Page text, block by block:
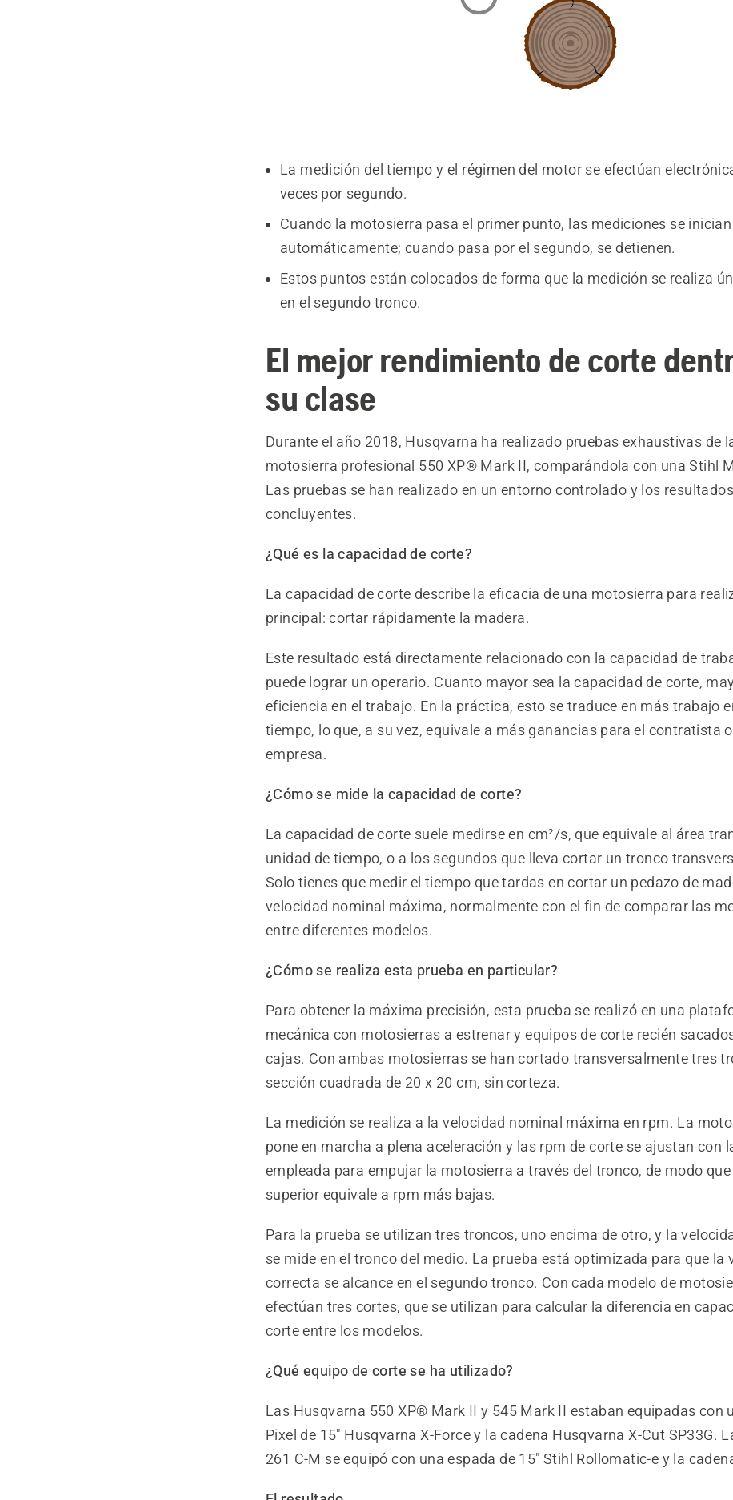
La medición del tiempo y el régimen del motor se efectúan
veces por segundo.
Cuando la motosierra pasa el primer punto, las mediciones se inician
automáticamente; cuando pasa por el segundo, se detienen.
Estos puntos están colocados de forma que la medición se realiza
en el segundo tronco.
El mejor rendimiento de corte
su clase
Durante el año 2018, Husqvarna ha realizado pruebas exhaustivas de
motosierra profesional 550 XP® Mark II, comparándola con una Stihl
Las pruebas se han realizado en un entorno controlado y los
concluyentes.
¿Qué es la capacidad de corte?
La capacidad de corte describe la eficacia de una motosierra para
principal: cortar rápidamente la madera.
Este resultado está directamente relacionado con la capacidad de
puede lograr un operario. Cuanto mayor sea la capacidad de corte,
eficiencia en el trabajo. En la práctica, esto se traduce en más trabajo
tiempo, lo que, a su vez, equivale a más ganancias para el contratista
empresa.
¿Cómo se mide la capacidad de corte?
La capacidad de corte suele medirse en cm²/s, que equivale al área
unidad de tiempo, o a los segundos que lleva cortar un tronco
Solo tienes que medir el tiempo que tardas en cortar un pedazo de
velocidad nominal máxima, normalmente con el fin de comparar las
entre diferentes modelos.
¿Cómo se realiza esta prueba en particular?
Para obtener la máxima precisión, esta prueba se realizó en una
mecánica con motosierras a estrenar y equipos de corte recién
cajas. Con ambas motosierras se han cortado transversalmente tres
sección cuadrada de 20 x 20 cm, sin corteza.
La medición se realiza a la velocidad nominal máxima en rpm. La
pone en marcha a plena aceleración y las rpm de corte se ajustan con
empleada para empujar la motosierra a través del tronco, de modo
superior equivale a rpm más bajas.
Para la prueba se utilizan tres troncos, uno encima de otro, y la
se mide en el tronco del medio. La prueba está optimizada para que la
correcta se alcance en el segundo tronco. Con cada modelo de
efectúan tres cortes, que se utilizan para calcular la diferencia en
corte entre los modelos.
¿Qué equipo de corte se ha utilizado?
Las Husqvarna 550 XP® Mark II y 545 Mark II estaban equipadas con
Pixel de 15" Husqvarna X-Force y la cadena Husqvarna X-Cut SP33G.
261 C-M se equipó con una espada de 15" Stihl Rollomatic-e y la